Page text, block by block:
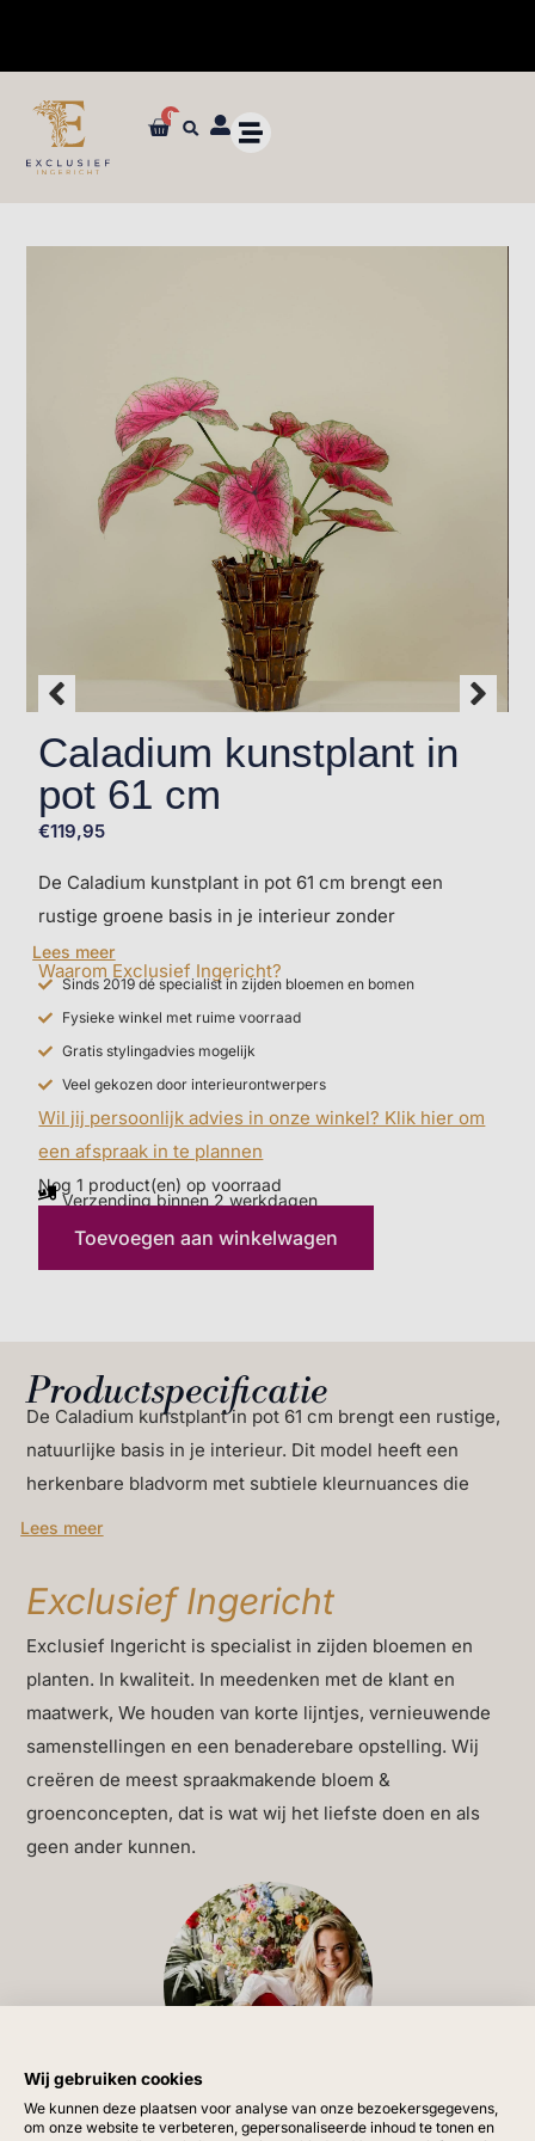
✓ Dé specialist in zijden bloemen en planten van ultieme kwaliteit
0
Caladium kunstplant in
pot 61 cm
€119,95
De Caladium kunstplant in pot 61 cm brengt een
rustige groene basis in je interieur zonder
onderhoud. De natuurlijke bladstructuur past in
uiteenlopende woonstijlen en werkt goed in
woonkamers, badkamers en slaapkamers. Deze
compacte plant blijft jarenlang mooi en is eenvoudig
te combineren met diverse potten. Bezoek Exclusief
Ingericht en ontdek hoe deze Caladium jouw woning
versterkt.
Lees meer
Waarom Exclusief Ingericht?
Sinds 2019 dé specialist in zijden bloemen en bomen
Fysieke winkel met ruime voorraad
Gratis stylingadvies mogelijk
Veel gekozen door interieurontwerpers
Wil jij persoonlijk advies in onze winkel? Klik hier om
een afspraak in te plannen
Nog 1 product(en) op voorraad
Verzending binnen 2 werkdagen
Toevoegen aan winkelwagen
Productspecificatie
De Caladium kunstplant in pot 61 cm brengt een rustige,
natuurlijke basis in je interieur. Dit model heeft een
herkenbare bladvorm met subtiele kleurnuances die
maakt deze uitvoering bijzonder geschikt voor plekken
waar je een vaste groene toevoeging zoekt die niet
overheerst maar wel een duidelijk effect heeft op de
ruimte.
Wanneer je de Caladium plaatst, ontstaat een zachte
overgang tussen meubels, materialen en accessoires.
De plant werkt goed in moderne interieurs waarin
strakke lijnen dominant zijn. Het blad verzacht de ruimte
Caladium een verzachtend element dat mooie
verbindingen legt tussen houtsoorten, stoffen en lichte
kleuren. Dankzij de vaste pot blijft de plant stabiel en
kun je hem moeiteloos in verschillende opstellingen
Met zijn hoogte van 61 cm is de Caladium ideaal voor
dressoirs, open kasten, vensterbanken, badkamers en
Lees meer
Exclusief Ingericht
Exclusief Ingericht is specialist in zijden bloemen en
planten. In kwaliteit. In meedenken met de klant en
maatwerk, We houden van korte lijntjes, vernieuwende
samenstellingen en een benaderebare opstelling. Wij
creëren de meest spraakmakende bloem &
groenconcepten, dat is wat wij het liefste doen en als
geen ander kunnen.
Vragen?
Wij gebruiken cookies
We kunnen deze plaatsen voor analyse van onze bezoekersgegevens,
om onze website te verbeteren, gepersonaliseerde inhoud te tonen en